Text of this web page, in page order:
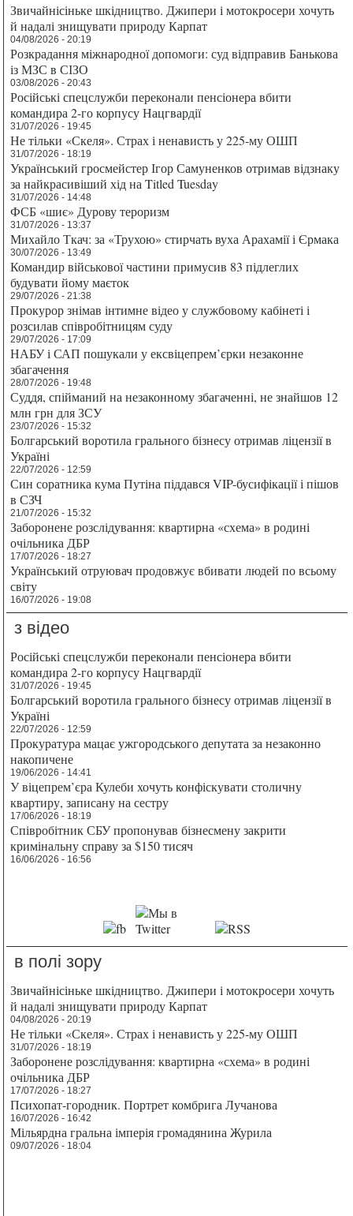
Звичайнісіньке шкідництво. Джипери і мотокросери хочуть
й надалі знищувати природу Карпат
04/08/2026 - 20:19
Розкрадання міжнародної допомоги: суд відправив Банькова
із МЗС в СІЗО
03/08/2026 - 20:43
Російські спецслужби переконали пенсіонера вбити
командира 2-го корпусу Нацгвардії
31/07/2026 - 19:45
Не тільки «Скеля». Страх і ненависть у 225-му ОШП
31/07/2026 - 18:19
Український гросмейстер Ігор Самуненков отримав відзнаку
за найкрасивіший хід на Titled Tuesday
31/07/2026 - 14:48
ФСБ «шиє» Дурову тероризм
31/07/2026 - 13:37
Михайло Ткач: за «Трухою» стирчать вуха Арахамії і Єрмака
30/07/2026 - 13:49
Командир військової частини примусив 83 підлеглих
будувати йому маєток
29/07/2026 - 21:38
Прокурор знімав інтимне відео у службовому кабінеті і
розсилав співробітницям суду
29/07/2026 - 17:09
НАБУ і САП пошукали у ексвіцепрем’єрки незаконне
збагачення
28/07/2026 - 19:48
Суддя, спійманий на незаконному збагаченні, не знайшов 12
млн грн для ЗСУ
23/07/2026 - 15:32
Болгарський воротила грального бізнесу отримав ліцензії в
Україні
22/07/2026 - 12:59
Син соратника кума Путіна піддався VIP-бусифікації і пішов
в СЗЧ
21/07/2026 - 15:32
Заборонене розслідування: квартирна «схема» в родині
очільника ДБР
17/07/2026 - 18:27
Український отруювач продовжує вбивати людей по всьому
світу
16/07/2026 - 19:08
з відео
Російські спецслужби переконали пенсіонера вбити
командира 2-го корпусу Нацгвардії
31/07/2026 - 19:45
Болгарський воротила грального бізнесу отримав ліцензії в
Україні
22/07/2026 - 12:59
Прокуратура мацає ужгородського депутата за незаконно
накопичене
19/06/2026 - 14:41
У віцепрем’єра Кулеби хочуть конфіскувати столичну
квартиру, записану на сестру
17/06/2026 - 18:19
Співробітник СБУ пропонував бізнесмену закрити
кримінальну справу за $150 тисяч
16/06/2026 - 16:56
в полі зору
Звичайнісіньке шкідництво. Джипери і мотокросери хочуть
й надалі знищувати природу Карпат
04/08/2026 - 20:19
Не тільки «Скеля». Страх і ненависть у 225-му ОШП
31/07/2026 - 18:19
Заборонене розслідування: квартирна «схема» в родині
очільника ДБР
17/07/2026 - 18:27
Психопат-городник. Портрет комбрига Лучанова
16/07/2026 - 16:42
Мільярдна гральна імперія громадянина Журила
09/07/2026 - 18:04